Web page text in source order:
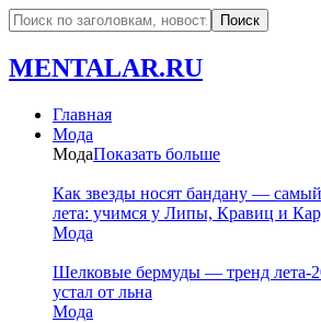
MENTALAR.RU
Главная
Мода
МодаПоказать больше
Как звезды носят бандану —
лета: учимся у Липы, Кравиц и
Мода
Шелковые бермуды — тренд лета-
устал от льна
Мода